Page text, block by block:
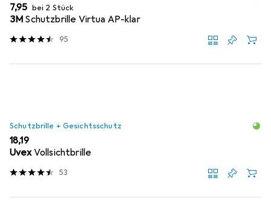
EUR
7,95 bei 2 Stück
3M Schutzbrille Virtua AP-klar
95
Schutzbrille + Gesichtsschutz
EUR
18,19
UvexVollsichtbrille
53